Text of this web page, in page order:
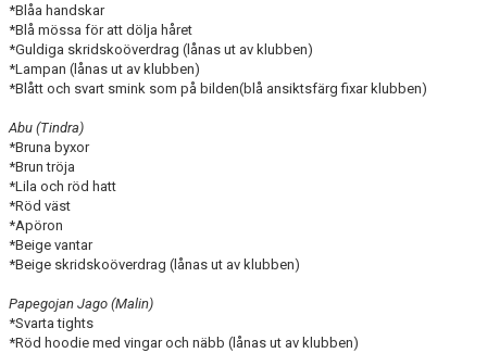
*Blåa handskar
*Blå mössa för att dölja håret
*Guldiga skridskoöverdrag (lånas ut av klubben)
*Lampan (lånas ut av klubben)
*Blått och svart smink som på bilden(blå ansiktsfärg fixar klubben)
Abu (Tindra)
*Bruna byxor
*Brun tröja
*Lila och röd hatt
*Röd väst
*Apöron
*Beige vantar
*Beige skridskoöverdrag (lånas ut av klubben)
Papegojan Jago (Malin)
*Svarta tights
*Röd hoodie med vingar och näbb (lånas ut av klubben)